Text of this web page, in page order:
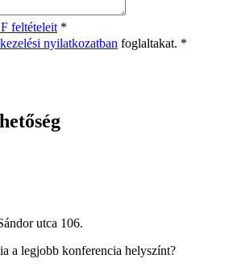
feltételeit *
nyilatkozatban foglaltakat. *
utca 106.
a legjobb konferencia helyszínt?